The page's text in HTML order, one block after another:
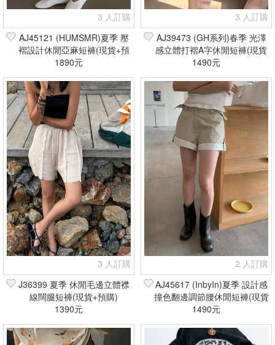
3 人訂購
AJ45121 (HUMSMR)夏季 壓
褶設計休閒亞麻短褲(現貨+預
購)
1890元
3 人訂購
AJ39473 (GH系列)春季 光澤
感立體打褶A字休閒短褲(現貨
+預購)
1490元
3 人訂購
J36399 夏季 休閒毛邊立體襟
線闊腿短褲(現貨+預購)
1390元
2 人訂購
AJ45617 (InbyIn)夏季 設計感
撞色翻邊調節腰休閒短褲(現貨
+預購)
1490元